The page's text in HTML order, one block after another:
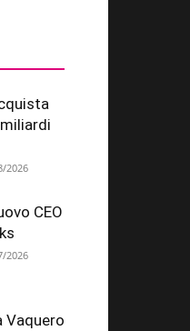
2026
CEO
2026
Vaquero